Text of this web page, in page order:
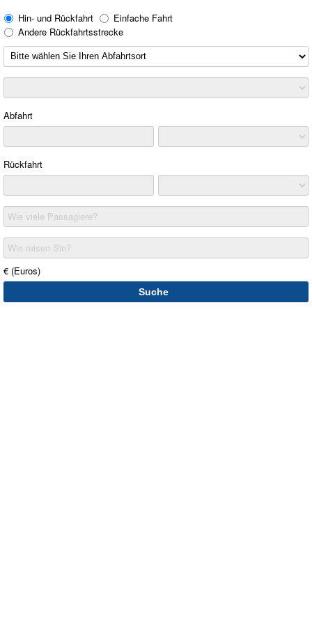
Hin- und Rückfahrt
Einfache Fahrt
Andere Rückfahrtsstrecke
Abfahrt
Rückfahrt
Wie viele Passagiere?
Wie reisen Sie?
€ (Euros)
Suche